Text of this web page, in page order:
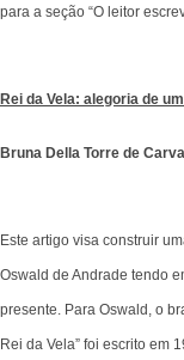
para a seção “O leitor
Rei da Vela: alegoria de
Bruna Della Torre de
Este artigo visa construir
Oswald de Andrade tendo
presente. Para Oswald, o
Rei da Vela” foi escrito em